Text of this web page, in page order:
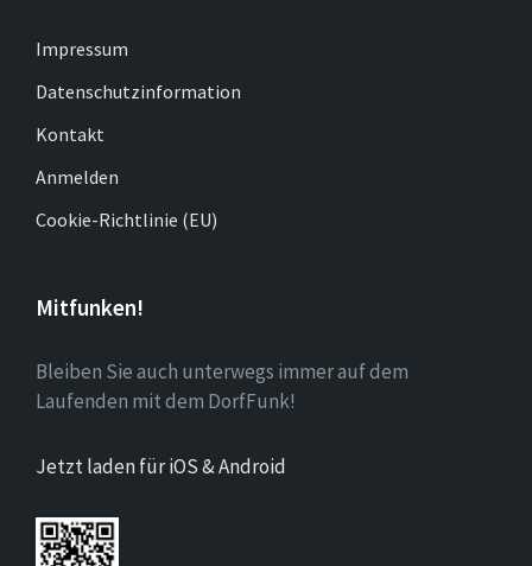
Impressum
Datenschutzinformation
Kontakt
Anmelden
Cookie-Richtlinie (EU)
Mitfunken!
Bleiben Sie auch unterwegs immer auf dem
Laufenden mit dem DorfFunk!
Jetzt laden für iOS & Android